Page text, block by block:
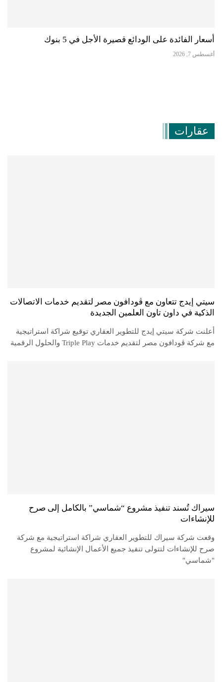
أسعار الفائدة على الودائع قصيرة الأجل في 5 بنوك
أغسطس 7, 2026
عقارات
سيتي إيدج تتعاون مع ڤودافون مصر لتقديم خدمات الاتصالات
الذكية في داون تاون العلمين الجديدة
أعلنت شركة سيتي إيدج للتطوير العقاري توقيع شراكة استراتيجية
مع شركة ڤودافون مصر لتقديم خدمات Triple Play والحلول الرقمية
سيراك تُسند تنفيذ مشروع “شماسي” بالكامل إلى صرح
للإنشاءات
وقعت شركة سيراك للتطوير العقاري شراكة استراتيجية مع شركة
صرح للإنشاءات لتتولى تنفيذ جميع الأعمال الإنشائية لمشروع
"شماسي"